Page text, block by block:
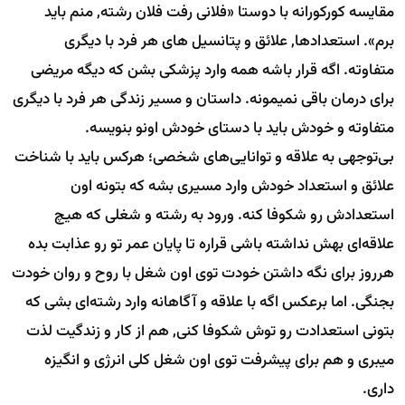
مقایسه کورکورانه با دوستا «فلانی رفت فلان رشته, منم باید
برم». استعدادها, علائق و پتانسیل های هر فرد با دیگری
متفاوته. اگه قرار باشه همه وارد پزشکی بشن که دیگه مریضی
برای درمان باقی نمیمونه. داستان و مسیر زندگی هر فرد با دیگری
متفاوته و خودش باید با دستای خودش اونو بنویسه.
بی‌توجهی به علاقه و توانایی‌های شخصی؛ هرکس باید با شناخت
علائق و استعداد خودش وارد مسیری بشه که بتونه اون
استعدادش رو شکوفا کنه. ورود به رشته و شغلی که هیچ
علاقه‌ای بهش نداشته باشی قراره تا پایان عمر تو رو عذابت بده
هرروز برای نگه داشتن خودت توی اون شغل با روح و روان خودت
بجنگی. اما برعکس اگه با علاقه و آگاهانه وارد رشته‌ای بشی که
بتونی استعدادت رو توش شکوفا کنی, هم از کار و زندگیت لذت
میبری و هم برای پیشرفت توی اون شغل کلی انرژی و انگیزه
داری.